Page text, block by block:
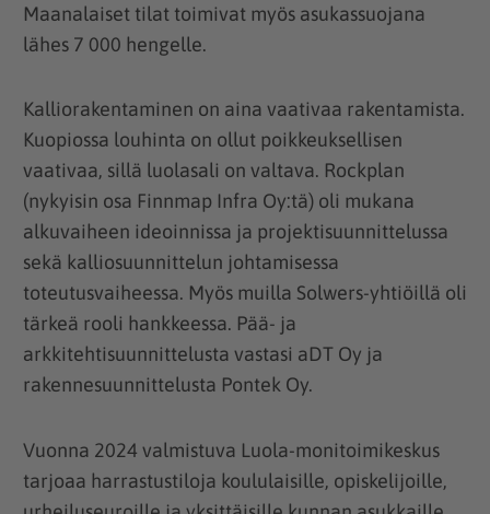
Maanalaiset tilat toimivat myös asukassuojana
lähes 7 000 hengelle.
Kalliorakentaminen on aina vaativaa rakentamista.
Kuopiossa louhinta on ollut poikkeuksellisen
vaativaa, sillä luolasali on valtava. Rockplan
(nykyisin osa Finnmap Infra Oy:tä) oli mukana
alkuvaiheen ideoinnissa ja projektisuunnittelussa
sekä kalliosuunnittelun johtamisessa
toteutusvaiheessa. Myös muilla Solwers-yhtiöillä oli
tärkeä rooli hankkeessa. Pää- ja
arkkitehtisuunnittelusta vastasi aDT Oy ja
rakennesuunnittelusta Pontek Oy.
Vuonna 2024 valmistuva Luola-monitoimikeskus
tarjoaa harrastustiloja koululaisille, opiskelijoille,